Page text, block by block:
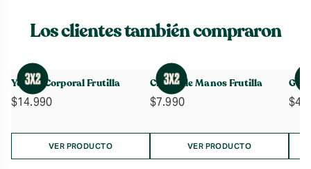
Los clientes también compraron
Yogurt Corporal Frutilla
$14.990
VER PRODUCTO
Crema de Manos Frutilla
$7.990
VER PRODUCTO
Gel
$